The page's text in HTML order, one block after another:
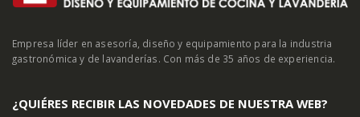
Empresa líder en asesoría, diseño y equipamiento para la industria
gastronómica y de lavanderías. Con más de 35 años de experiencia.
¿QUIÉRES RECIBIR LAS NOVEDADES DE NUESTRA WEB?